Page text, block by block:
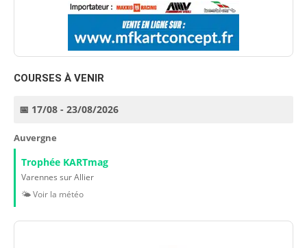
COURSES À VENIR
📅 17/08 - 23/08/2026
Auvergne
Trophée KARTmag
Varennes sur Allier
🌤️ Voir la météo